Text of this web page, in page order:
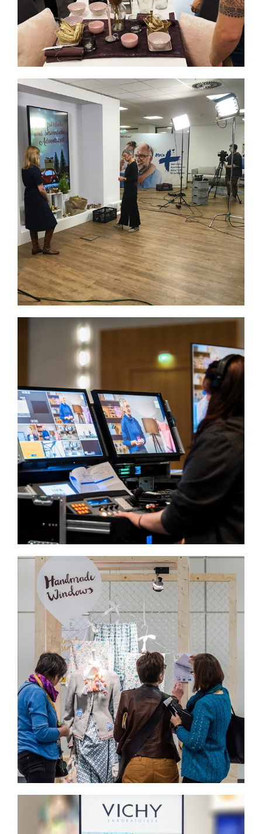
Wie gestaltet man ein
Schaufenster? Videodreh für
Apotheker/innen
Livestream für die Messe h+h in
Köln mit dem Thema
Schaufenstergestaltung
Konzepterstellung und Aufbau von
Schaufenstern für die Messe h+h
Köln